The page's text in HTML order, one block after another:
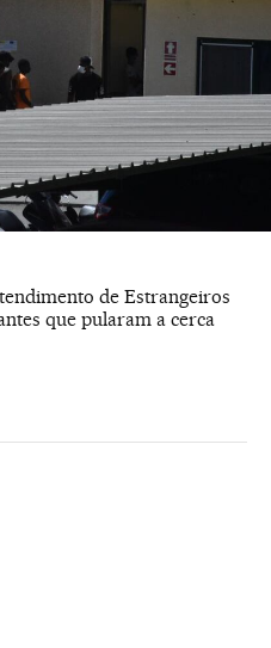
de Estrangeiros
que pularam a cerca